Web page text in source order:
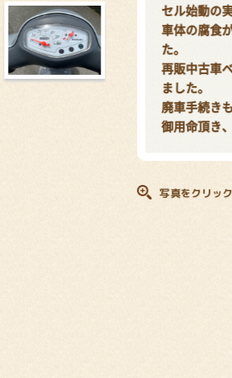
セル始動の
車体の腐食
た。
再販中古車
ました。
廃車手続き
御用命頂き
写真をクリッ